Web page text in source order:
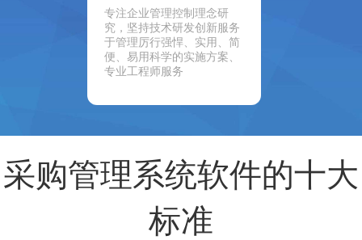
专注企业管理控制理念研
究，坚持技术研发创新服务
于管理厉行强悍、实用、简
便、易用科学的实施方案、
专业工程师服务
采购管理系统软件的十大
标准